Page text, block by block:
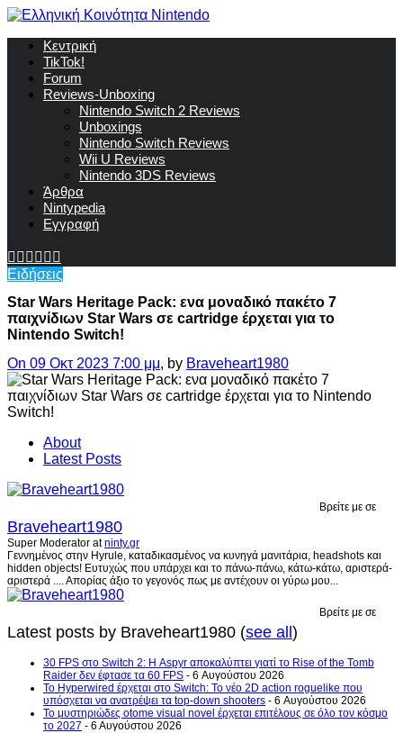
Κεντρική
TikTok!
Forum
Reviews-Unboxing
Nintendo Switch 2 Reviews
Unboxings
Nintendo Switch Reviews
Wii U Reviews
Nintendo 3DS Reviews
Άρθρα
Nintypedia
Εγγραφή
Ειδήσεις
Star Wars Heritage Pack: ενα μοναδικό πακέτο 7
παιχνίδιων Star Wars σε cartridge έρχεται για το
Nintendo Switch!
On 09 Οκτ 2023 7:00 μμ, by Braveheart1980
About
Latest Posts
Βρείτε με σε
Braveheart1980
Super Moderator atninty.gr
Γεννημένος στην Hyrule, καταδικασμένος να κυνηγά μανιτάρια, headshots και
hidden objects! Ευτυχώς που υπάρχει και το πάνω-πάνω, κάτω-κάτω, αριστερά-
αριστερά .... Απορίας άξιο το γεγονός πως με αντέχουν οι γύρω μου...
Βρείτε με σε
Latest posts by Braveheart1980 (see all)
30 FPS στο Switch 2: Η Aspyr αποκαλύπτει γιατί το Rise of the Tomb
Raider δεν έφτασε τα 60 FPS - 6 Αυγούστου 2026
Το Hyperwired έρχεται στο Switch: Το νέο 2D action roguelike που
υπόσχεται να ανατρέψει τα top-down shooters - 6 Αυγούστου 2026
Το μυστηριώδες otome visual novel έρχεται επιτέλους σε όλο τον κόσμο
το 2027 - 6 Αυγούστου 2026